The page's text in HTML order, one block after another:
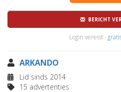
BERICHT
Login vereist ·
ARKANDO
Lid sinds 2014
15 advertenties